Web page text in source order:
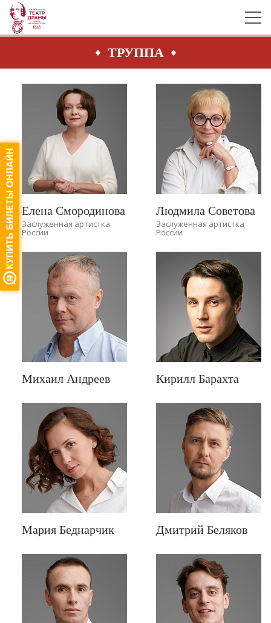
ТРУППА
Елена Смородинова
Заслуженная артистка
России
Людмила Советова
Заслуженная артистка
России
Михаил Андреев Кирилл Барахта
Мария Беднарчик Дмитрий Беляков